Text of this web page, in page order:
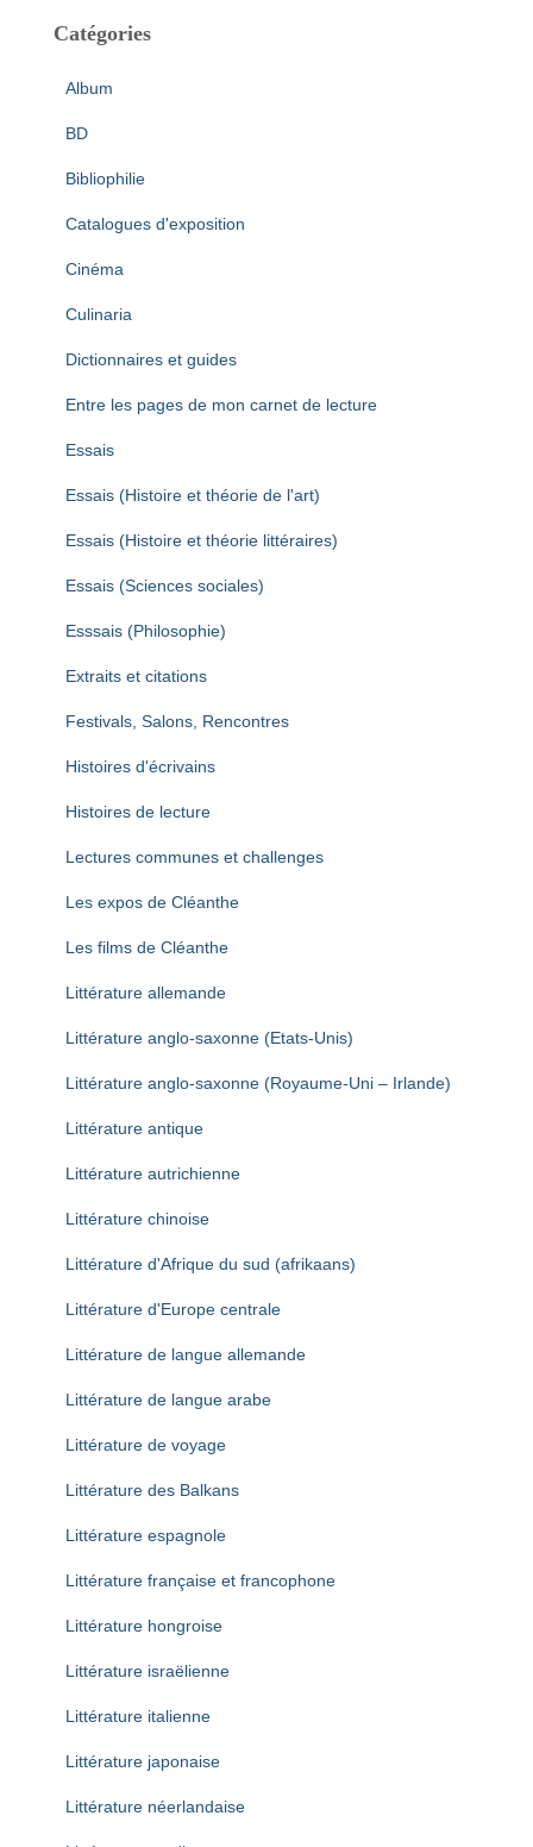
Catégories
Album
BD
Bibliophilie
Catalogues d'exposition
Cinéma
Culinaria
Dictionnaires et guides
Entre les pages de mon carnet de lecture
Essais
Essais (Histoire et théorie de l'art)
Essais (Histoire et théorie littéraires)
Essais (Sciences sociales)
Esssais (Philosophie)
Extraits et citations
Festivals, Salons, Rencontres
Histoires d'écrivains
Histoires de lecture
Lectures communes et challenges
Les expos de Cléanthe
Les films de Cléanthe
Littérature allemande
Littérature anglo-saxonne (Etats-Unis)
Littérature anglo-saxonne (Royaume-Uni – Irlande)
Littérature antique
Littérature autrichienne
Littérature chinoise
Littérature d'Afrique du sud (afrikaans)
Littérature d'Europe centrale
Littérature de langue allemande
Littérature de langue arabe
Littérature de voyage
Littérature des Balkans
Littérature espagnole
Littérature française et francophone
Littérature hongroise
Littérature israëlienne
Littérature italienne
Littérature japonaise
Littérature néerlandaise